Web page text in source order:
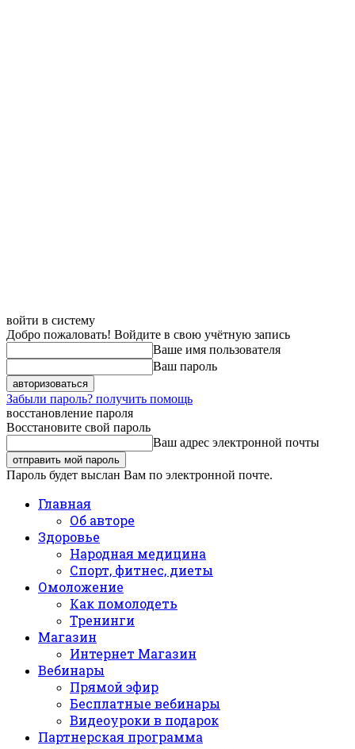
войти в систему
Добро пожаловать! Войдите в свою учётную запись
Ваше имя пользователя
Ваш пароль
Забыли пароль? получить помощь
восстановление пароля
Восстановите свой пароль
Ваш адрес электронной почты
Пароль будет выслан Вам по электронной почте.
Главная
Об авторе
Здоровье
Народная медицина
Спорт, фитнес, диеты
Омоложение
Как помолодеть
Тренинги
Магазин
Интернет Магазин
Вебинары
Прямой эфир
Бесплатные вебинары
Видеоуроки в подарок
Партнерская программа